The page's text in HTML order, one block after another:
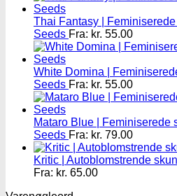
Thai Fantasy |
Seeds Fra: kr. 55.00
White Domina |
Seeds Fra: kr. 55.00
Mataro Blue | Feminiserede
Seeds Fra: kr. 79.00
Kritic | Autoblomstrende
Fra: kr. 65.00